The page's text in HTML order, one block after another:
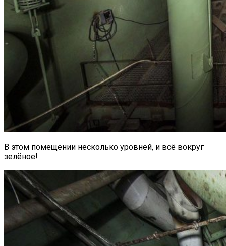
В этом помещении несколько уровней, и всё вокруг
зелёное!